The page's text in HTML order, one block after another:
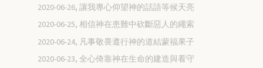
2020-06-26, 讓我專心仰望神的話語等候天亮
2020-06-25, 相信神在患難中砍斷惡人的繩索
2020-06-24, 凡事敬畏遵行神的道結蒙福果子
2020-06-23, 全心倚靠神在生命的建造與看守